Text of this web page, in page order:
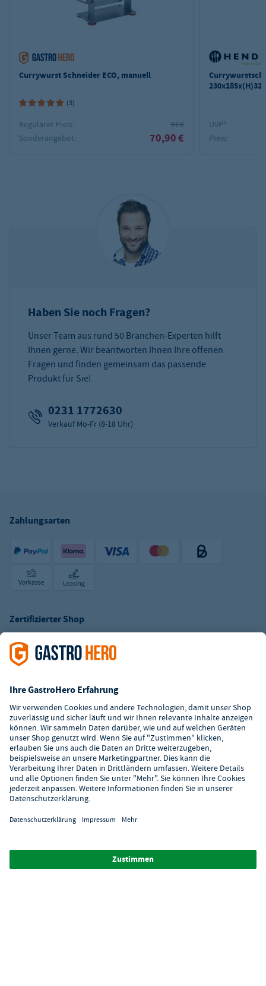
Currywurst Schneider ECO, manuell
(3)
Regulärer Preis:
97 €
Sonderangebot:
70,90 €
UVP²:
Preis:
Haben Sie noch Fragen?
Unser Team aus rund 50 Branchen-Experten hilft
Ihnen gerne. Wir beantworten Ihnen Ihre offenen
Fragen und finden gemeinsam das passende
Produkt für Sie!
0231 1772630
Verkauf Mo-Fr (8-18 Uhr)
Zahlungsarten
Zertifizierter Shop
Digitaler Showroom
Kundenservice
Kontaktformular
Hilfe